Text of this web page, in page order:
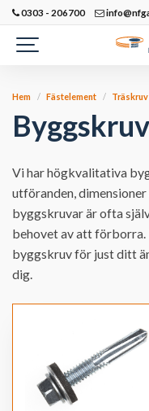
0303 - 206700
Hem Fästelement
Byggskruv
Vi har högkvalitativa
utföranden,
byggskruvar är ofta
behovet av att
byggskruv för just ditt
dig.